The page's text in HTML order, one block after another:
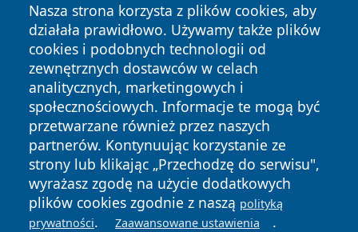
osób z niepełnosprawnościami:
Udogodnie
nie
Lokaliz
acja
Uwagi
wejście bez
progu,
winda z
Pokaż więcej
od Pl.
Wolnoś
miejsce parkingowe dla osób
z niepełnosprawnościami
przed wejściem od Al.
Pokaż więcej
Nasza strona korzysta z plików cookies, aby
działała prawidłowo. Używamy także plików
cookies i podobnych technologii od
zewnętrznych dostawców w celach
analitycznych, marketingowych i
społecznościowych. Informacje te mogą być
przetwarzane również przez naszych
partnerów. Kontynuując korzystanie ze
strony lub klikając „Przechodzę do serwisu",
wyrażasz zgodę na użycie dodatkowych
plików cookies zgodnie z naszą polityką
prywatności. Zaawansowane ustawienia .